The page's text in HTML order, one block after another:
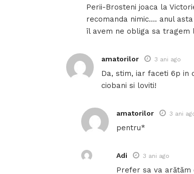
Perii-Brosteni joaca la
recomanda nimic…. anul
îl avem ne obliga sa tragem
amatorilor 3 ani ago
Da, stim, iar faceti 6p in
ciobani si loviti!
amatorilor 3 ani
pentru*
Adi 3 ani ago
Prefer sa va arătăm